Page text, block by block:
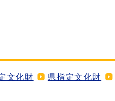
文化財 県指定文化財